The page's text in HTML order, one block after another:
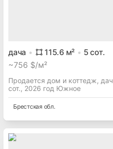
дача 115.6м² 5 сот.
~756 $/м²
Продается дом и коттедж,
сот., 2026 год Южное
Брестская обл.